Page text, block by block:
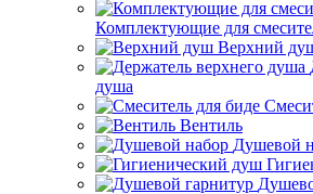
Комплектующие для
Верхний
душа
Вентиль
Душевой